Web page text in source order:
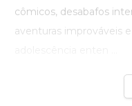
cômicos, desabafos
aventuras improváveis